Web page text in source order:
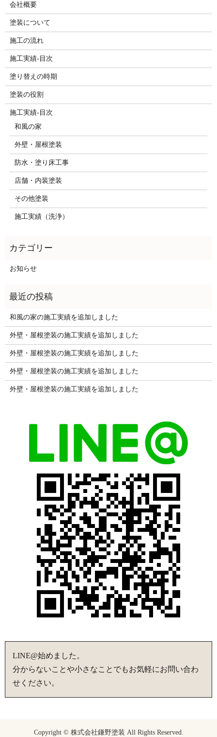
会社概要
塗装について
施工の流れ
施工実績-目次
塗り替えの時期
塗装の役割
施工実績-目次
和風の家
外壁・屋根塗装
防水・塗り床工事
店舗・内装塗装
その他塗装
施工実績（洗浄）
お知らせ
和風の家の施工実績を追加しました
外壁・屋根塗装の施工実績を追加しました
外壁・屋根塗装の施工実績を追加しました
外壁・屋根塗装の施工実績を追加しました
外壁・屋根塗装の施工実績を追加しました
LINE@始めました。
分からないことや小さなことでもお気軽にお問い合わ
せください。
Copyright © 株式会社鎌野塗装 All Rights Reserved.